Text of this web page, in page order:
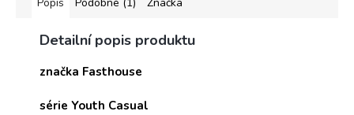
Detailní popis produktu
značka Fasthouse
série Youth Casual